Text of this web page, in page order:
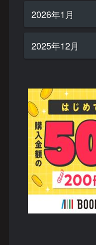
2026年1月
2025年12月